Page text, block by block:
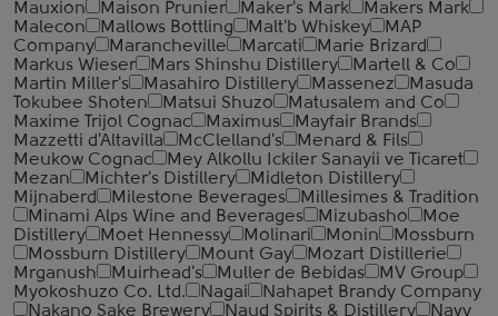
Mauxion
Maison Prunier Maker's Mark
Makers Mark
Malecon
Mallows Bottling Malt'b Whiskey
MAP
Company
Marancheville Marcati
Marie Brizard
Markus Wieser
Mars Shinshu Distillery
Martell & Co
Martin Miller's
Masahiro Distillery Massenez
Masuda
Tokubee Shoten
Matsui Shuzo
Matusalem and Co
Maxime Trijol Cognac
Maximus
Mayfair Brands
Mazzetti d'Altavilla
McClelland's
Menard & Fils
Meukow Cognac
Mey Alkollu Ickiler Sanayii ve Ticaret
Mezan
Michter's Distillery
Midleton Distillery
Mijnaberd
Milestone Beverages
Millesimes & Tradition
Minami Alps Wine and Beverages
Mizubasho
Moe
Distillery
Moet Hennessy Molinari Monin
Mossburn
Mossburn Distillery
Mount Gay
Mozart Distillerie
Mrganush
Muirhead's Muller de Bebidas
MV Group
Myokoshuzo Co. Ltd.
Nagai
Nahapet Brandy Company
Nakano Sake Brewery
Naud Spirits & Distillery
Navy